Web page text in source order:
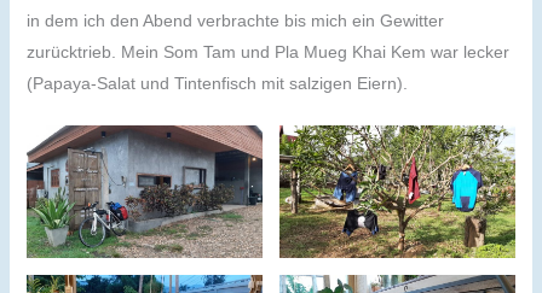
in dem ich den Abend verbrachte bis mich ein Gewitter
zurücktrieb. Mein Som Tam und Pla Mueg Khai Kem war lecker
(Papaya-Salat und Tintenfisch mit salzigen Eiern).